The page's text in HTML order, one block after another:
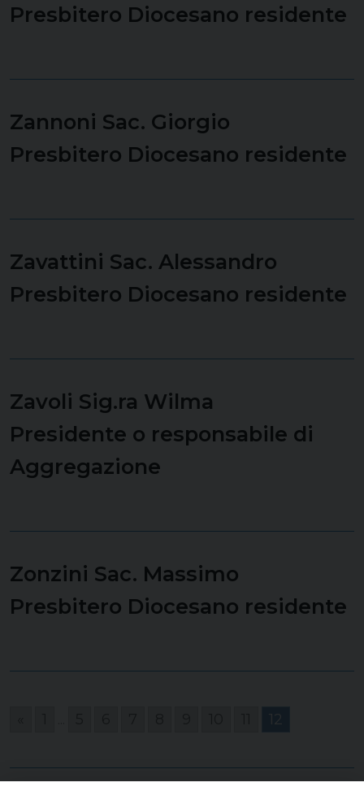
Presbitero Diocesano residente
Zannoni Sac. Giorgio
Presbitero Diocesano residente
Zavattini Sac. Alessandro
Presbitero Diocesano residente
Zavoli Sig.ra Wilma
Presidente o responsabile di
Aggregazione
Zonzini Sac. Massimo
Presbitero Diocesano residente
12